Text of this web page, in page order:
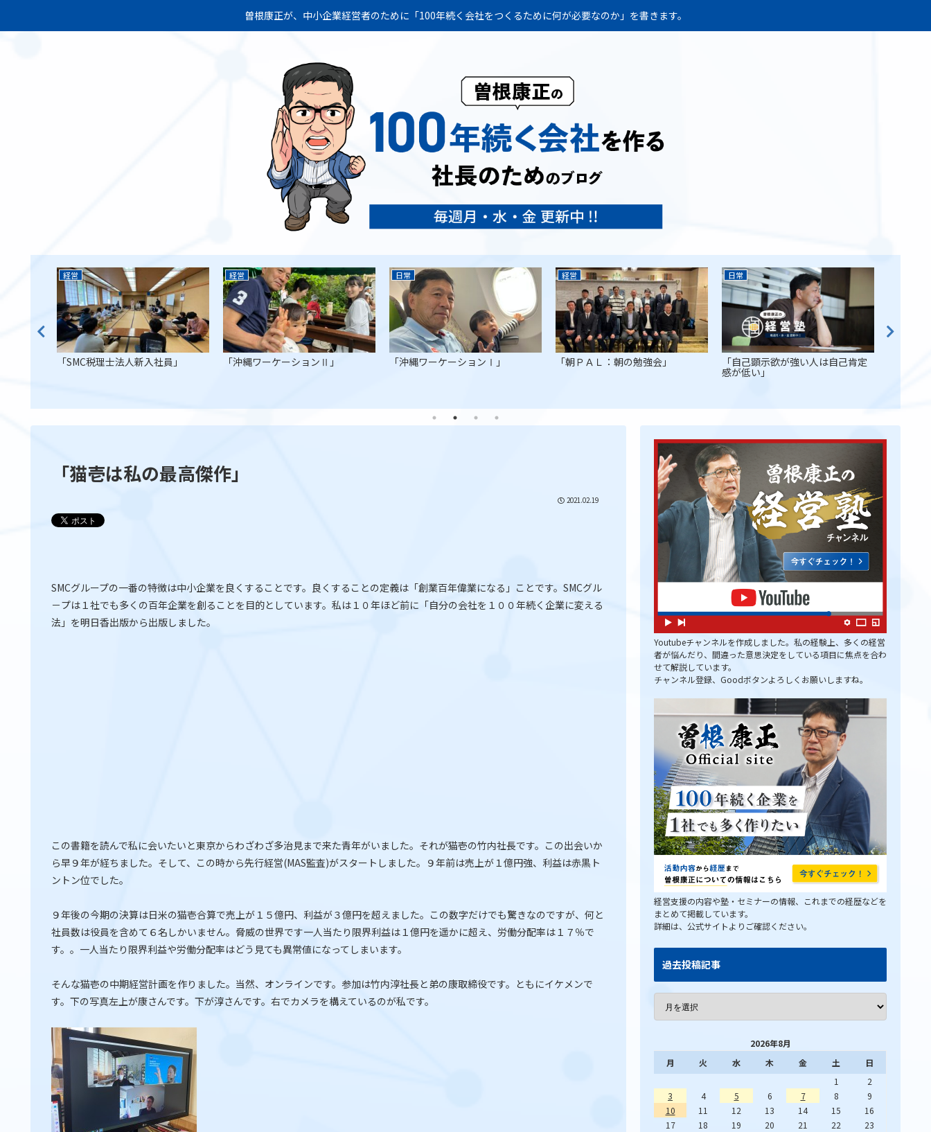
曽根康正が、中小企業経営者のために「100年続く会社をつくるために何が必要なのか」を書きます。
経営
「SMC税理士法人新入社員」
経営
「沖縄ワーケーションⅡ」
日常
「沖縄ワーケーションⅠ」
経営
「朝ＰＡＬ：朝の勉強会」
日常
「自己顕示欲が強い人は自己肯定
感が低い」
「猫壱は私の最高傑作」
2021.02.19
SMCグループの一番の特徴は中小企業を良くすることです。良くすることの定義は「創業百年偉業になる」ことです。SMCグル
－プは１社でも多くの百年企業を創ることを目的としています。私は１０年ほど前に「自分の会社を１００年続く企業に変える
法」を明日香出版から出版しました。
この書籍を読んで私に会いたいと東京からわざわざ多治見まで来た青年がいました。それが猫壱の竹内社長です。この出会いか
ら早９年が経ちました。そして、この時から先行経営(MAS監査)がスタートしました。９年前は売上が１億円強、利益は赤黒ト
ントン位でした。
９年後の今期の決算は日米の猫壱合算で売上が１５億円、利益が３億円を超えました。この数字だけでも驚きなのですが、何と
社員数は役員を含めて６名しかいません。脅威の世界です一人当たり限界利益は１億円を遥かに超え、労働分配率は１７％で
す。。一人当たり限界利益や労働分配率はどう見ても異常値になってしまいます。
そんな猫壱の中期経営計画を作りました。当然、オンラインです。参加は竹内淳社長と弟の康取締役です。ともにイケメンで
す。下の写真左上が康さんです。下が淳さんです。右でカメラを構えているのが私です。
Youtubeチャンネルを作成しました。私の経験上、多くの経営
者が悩んだり、間違った意思決定をしている項目に焦点を合わ
せて解説しています。
チャンネル登録、Goodボタンよろしくお願いしますね。
経営支援の内容や塾・セミナーの情報、これまでの経歴などを
まとめて掲載しています。
詳細は、公式サイトよりご確認ください。
過去投稿記事
2026年8月
月
火 水 木 金 土
日
1
2
3
4 5 6 7 8
9
10
11 12 13 14 15
16
17
18 19 20 21 22
23